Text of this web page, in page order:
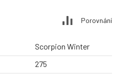
Porovnání
Scorpion Winter
275